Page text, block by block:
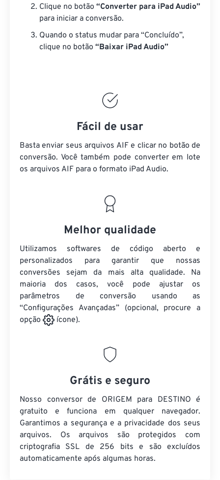
Clique no botão “Converter para iPad Audio”
para iniciar a conversão.
Quando o status mudar para “Concluído”,
clique no botão “Baixar iPad Audio”
Fácil de usar
Basta enviar seus arquivos AIF e clicar no botão de
conversão. Você também pode converter em lote
os arquivos AIF para o formato iPad Audio.
Melhor qualidade
Utilizamos softwares de código aberto e
personalizados para garantir que nossas
conversões sejam da mais alta qualidade. Na
maioria dos casos, você pode ajustar os
parâmetros de conversão usando as
“Configurações Avançadas” (opcional, procure a
opção
ícone).
Grátis e seguro
Nosso conversor de ORIGEM para DESTINO é
gratuito e funciona em qualquer navegador.
Garantimos a segurança e a privacidade dos seus
arquivos. Os arquivos são protegidos com
criptografia SSL de 256 bits e são excluídos
automaticamente após algumas horas.